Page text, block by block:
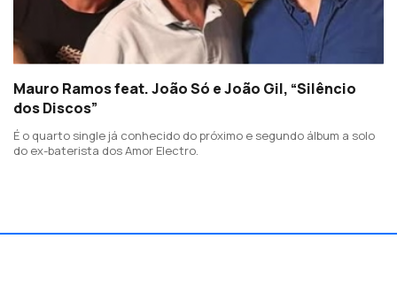
Mauro Ramos feat. João Só e João Gil, “Silêncio
dos Discos”
É o quarto single já conhecido do próximo e segundo álbum a solo
do ex-baterista dos Amor Electro.